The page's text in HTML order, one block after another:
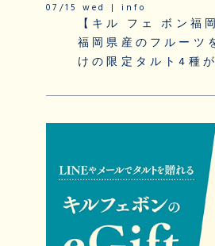
07/15 wed | info
【キル フェ ボン福
福岡県産のフルーツ
けの限定タルト4種が